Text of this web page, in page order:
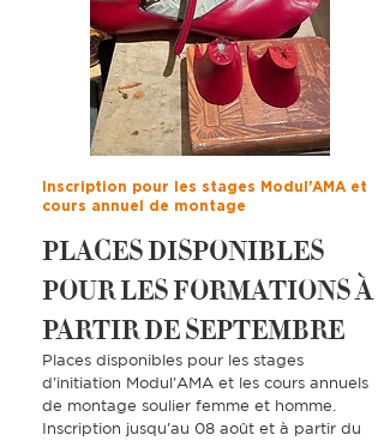
Inscription pour les stages Modul'AMA et
cours annuel de montage
PLACES DISPONIBLES
POUR LES FORMATIONS À
PARTIR DE SEPTEMBRE
Places disponibles pour les stages
d'initiation Modul'AMA et les cours annuels
de montage soulier femme et homme.
Inscription jusqu'au 08 août et à partir du